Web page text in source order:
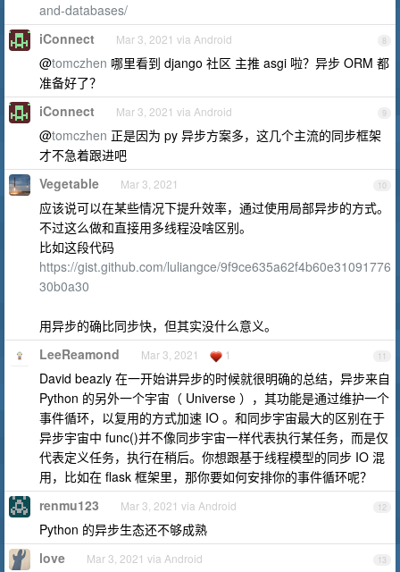
and-databases/
8
iConnect Mar 3, 2021 via Android
@tomczhen 哪里看到 django 社区 主推 asgi 啦？异步 ORM 都
准备好了？
9
iConnect Mar 3, 2021 via Android
@tomczhen 正是因为 py 异步方案多，这几个主流的同步框架
才不急着跟进吧
10
Vegetable Mar 3, 2021
应该说可以在某些情况下提升效率，通过使用局部异步的方式。
不过这么做和直接用多线程没啥区别。
比如这段代码
https://gist.github.com/luliangce/9f9ce635a62f4b60e31091776
30b0a30
用异步的确比同步快，但其实没什么意义。
11
LeeReamond Mar 3, 2021 1
David beazly 在一开始讲异步的时候就很明确的总结，异步来自
Python 的另外一个宇宙（ Universe ），其功能是通过维护一个
事件循环，以复用的方式加速 IO 。和同步宇宙最大的区别在于
异步宇宙中 func()并不像同步宇宙一样代表执行某任务，而是仅
代表定义任务，执行在稍后。你想跟基于线程模型的同步 IO 混
用，比如在 flask 框架里，那你要如何安排你的事件循环呢？
12
renmu123 Mar 3, 2021 via Android
Python 的异步生态还不够成熟
13
love Mar 3, 2021 via Android